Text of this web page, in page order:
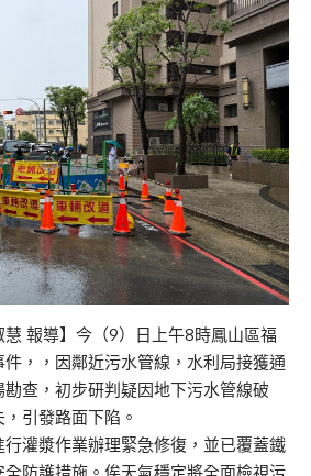
慧 報導】今（9）日上午8時鳳山區福
，，因鄰近污水管線，水利局接獲通
查，初步研判疑因地下污水管線破
引發路面下陷。
灌漿作業辦理緊急修復，並已覆蓋鐵